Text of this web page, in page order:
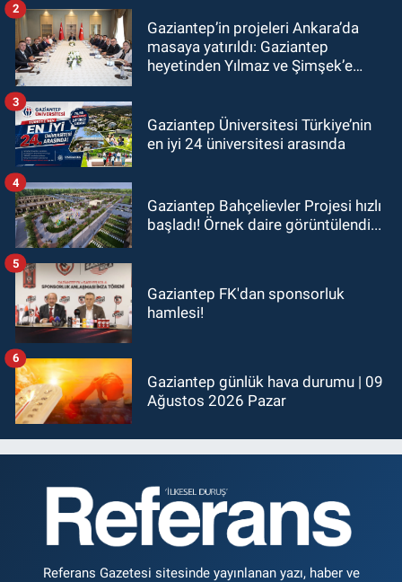
Gaziantep’in projeleri Ankara’da
masaya yatırıldı: Gaziantep
heyetinden Yılmaz ve Şimşek’e
2
Gaziantep Üniversitesi Türkiye’nin
en iyi 24 üniversitesi arasında
3
Gaziantep Bahçelievler Projesi hızlı
başladı! Örnek daire görüntülendi...
4
Gaziantep FK'dan sponsorluk
hamlesi!
5
Gaziantep günlük hava durumu | 09
Ağustos 2026 Pazar
6
Referans Gazetesi sitesinde yayınlanan yazı, haber ve